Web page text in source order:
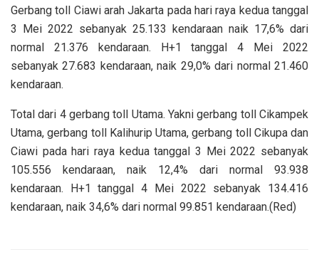
Gerbang toll Ciawi arah Jakarta pada hari raya kedua tanggal
3 Mei 2022 sebanyak 25.133 kendaraan naik 17,6% dari
normal 21.376 kendaraan. H+1 tanggal 4 Mei 2022
sebanyak 27.683 kendaraan, naik 29,0% dari normal 21.460
kendaraan.
Total dari 4 gerbang toll Utama. Yakni gerbang toll Cikampek
Utama, gerbang toll Kalihurip Utama, gerbang toll Cikupa dan
Ciawi pada hari raya kedua tanggal 3 Mei 2022 sebanyak
105.556 kendaraan, naik 12,4% dari normal 93.938
kendaraan. H+1 tanggal 4 Mei 2022 sebanyak 134.416
kendaraan, naik 34,6% dari normal 99.851 kendaraan.(Red)